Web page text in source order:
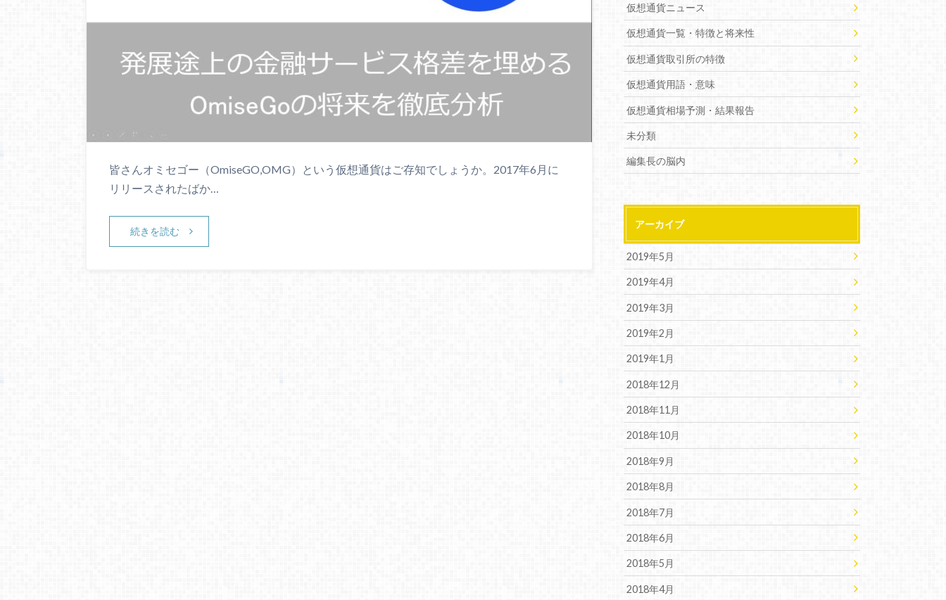
皆さんオミセゴー（OmiseGO,OMG）という仮想通貨はご存知でしょうか。2017年6月に
リリースされたばか…
続きを読む
仮想通貨ニュース
仮想通貨一覧・特徴と将来性
仮想通貨取引所の特徴
仮想通貨用語・意味
仮想通貨相場予測・結果報告
未分類
編集長の脳内
アーカイブ
2019年5月
2019年4月
2019年3月
2019年2月
2019年1月
2018年12月
2018年11月
2018年10月
2018年9月
2018年8月
2018年7月
2018年6月
2018年5月
2018年4月